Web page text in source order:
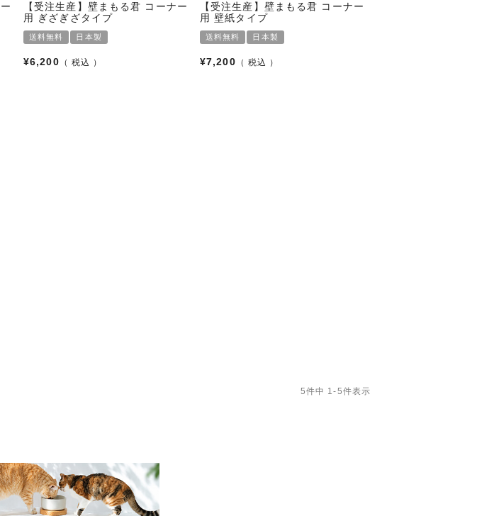
【受注生産】壁まもる君 コーナー
用 ぎざぎざタイプ
送料無料 日本製
¥6,200 税込
【受注生産】壁まもる君 コーナー
用 壁紙タイプ
送料無料 日本製
¥7,200 税込
5件中 1-5件表示